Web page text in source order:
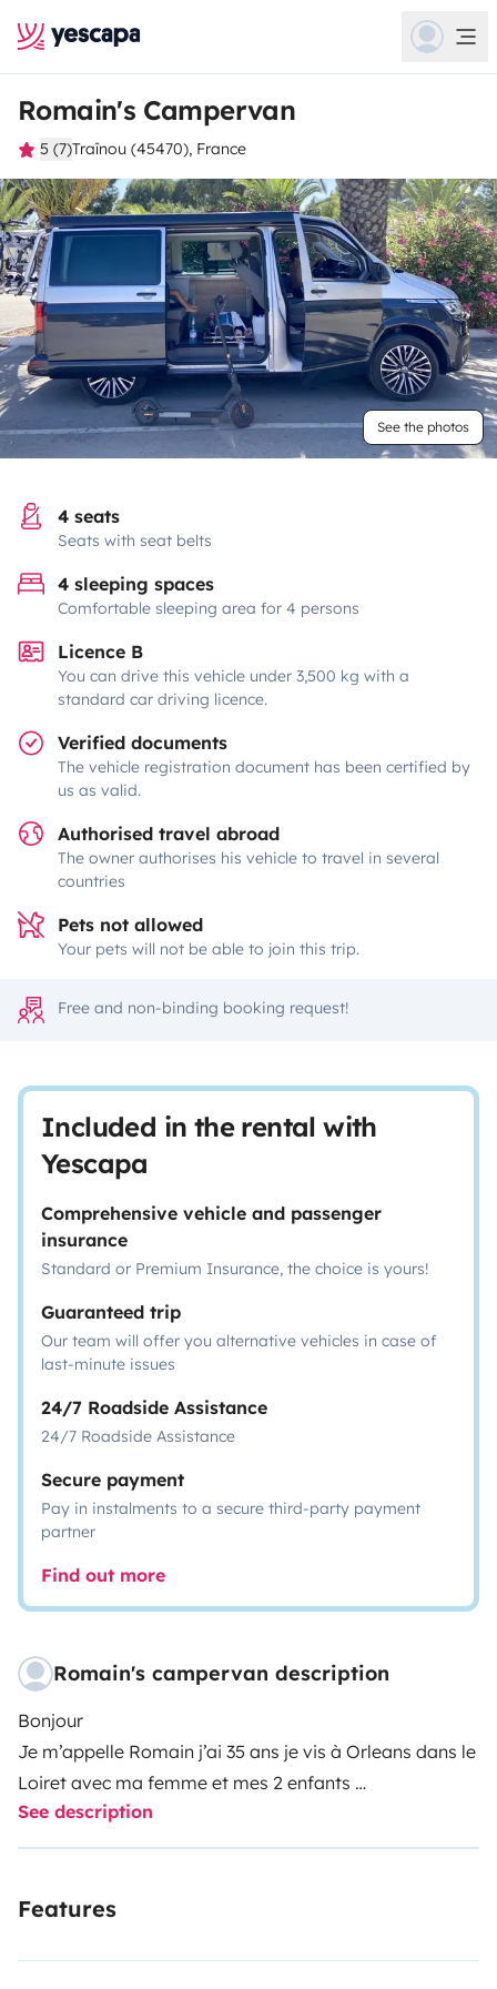
Romain's Campervan
5 (7)Traînou (45470), France
See the photos
4 seats
Seats with seat belts
4 sleeping spaces
Comfortable sleeping area for 4 persons
Licence B
You can drive this vehicle under 3,500 kg with a
standard car driving licence.
Verified documents
The vehicle registration document has been certified by
us as valid.
Authorised travel abroad
The owner authorises his vehicle to travel in several
countries
Pets not allowed
Your pets will not be able to join this trip.
Free and non-binding booking request!
Included in the rental with
Yescapa
Comprehensive vehicle and passenger
insurance
Standard or Premium Insurance, the choice is yours!
Guaranteed trip
Our team will offer you alternative vehicles in case of
last-minute issues
24/7 Roadside Assistance
24/7 Roadside Assistance
Secure payment
Pay in instalments to a secure third-party payment
partner
Find out more
Romain's campervan description
Bonjour
Je m’appelle Romain j’ai 35 ans je vis à Orleans dans le
Loiret avec ma femme et mes 2 enfants
Nous somme heureux propriétaire d’un van depuis l’été
style différent de ceux que nous connaissions
See description
Features